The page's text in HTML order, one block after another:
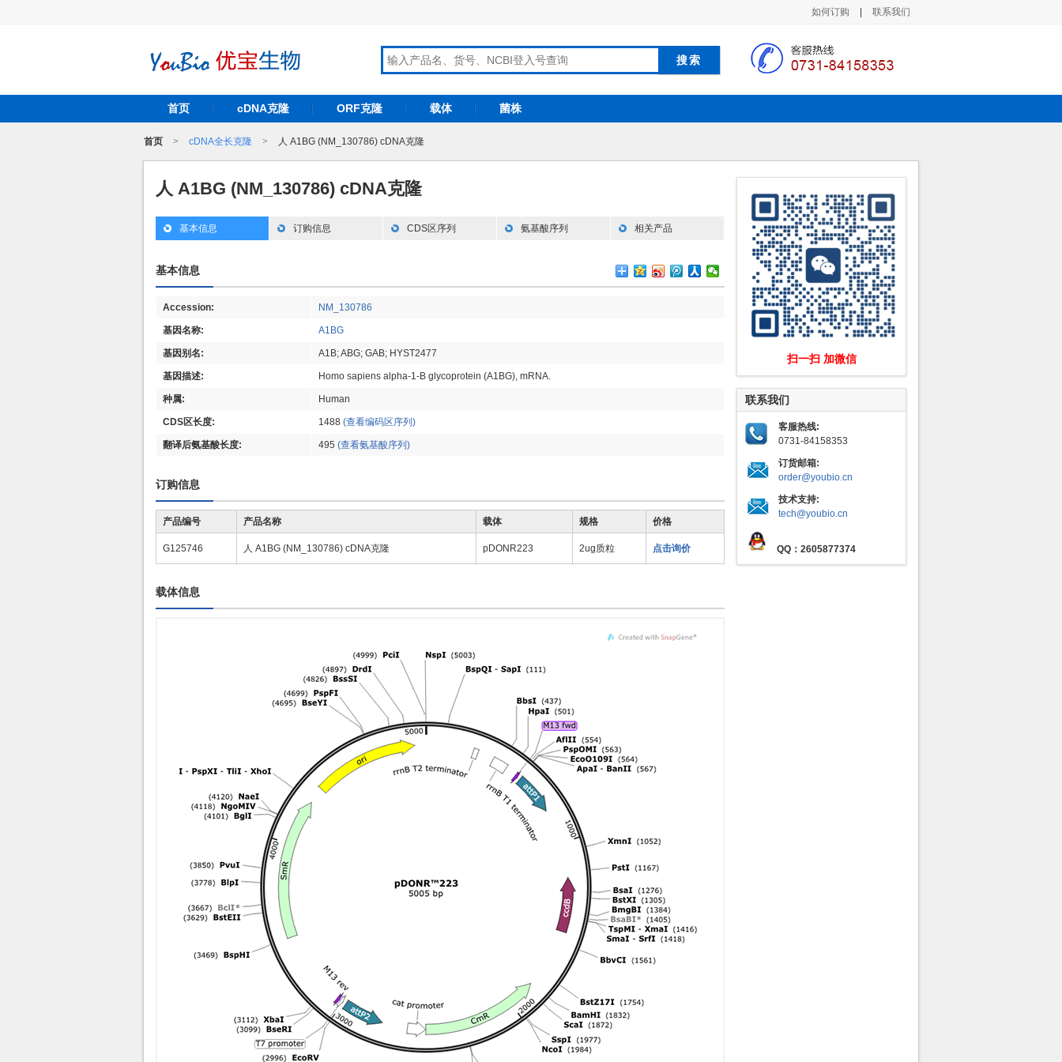
如何订购 联系我们
首页 cDNA克隆 ORF克隆 载体 菌株
首页 > cDNA全长克隆 > 人 A1BG (NM_130786) cDNA克隆
人 A1BG (NM_130786) cDNA克隆
基本信息 订购信息 CDS区序列 氨基酸序列 相关产品
基本信息
Accession: NM_130786
基因名称: A1BG
基因别名: A1B; ABG; GAB; HYST2477
基因描述: Homo sapiens alpha-1-B glycoprotein (A1BG), mRNA.
种属: Human
CDS区长度: 1488 (查看编码区序列)
翻译后氨基酸长度: 495 (查看氨基酸序列)
订购信息
产品编号 产品名称 载体 规格 价格
G125746 人 A1BG (NM_130786) cDNA克隆 pDONR223 2ug质粒 点击询价
载体信息
扫一扫 加微信
联系我们
客服热线:
0731-84158353
订货邮箱:
order@youbio.cn
技术支持:
tech@youbio.cn
QQ：2605877374